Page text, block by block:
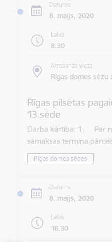
Datums
8. maijs, 2020
Laiks
8.30
Atrašanās vieta
Rīgas domes sēžu
Rīgas pilsētas
13.sēde
Darba kārtība: 1. Par
samaksas termiņa
Rīgas domes sēdes
Datums
8. maijs, 2020
Laiks
16.30